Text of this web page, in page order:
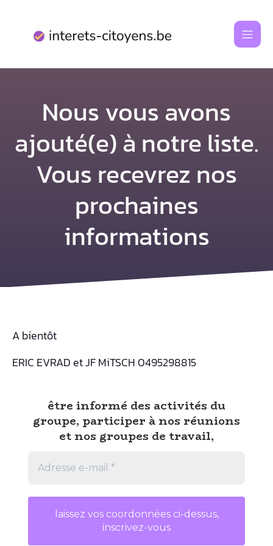
Nous vous avons
ajouté(e) à notre liste.
Vous recevrez nos
prochaines
informations
A bientôt
ERIC EVRAD et JF MiTSCH 0495298815
être informé des activités du
groupe, participer à nos réunions
et nos groupes de travail,